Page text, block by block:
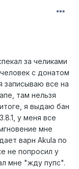
за челиками
с донатом
записываю все на
там нельзя
я выдаю бан
у меня все
мне
варн Akula по
не попросил у
мне "жду пупс".